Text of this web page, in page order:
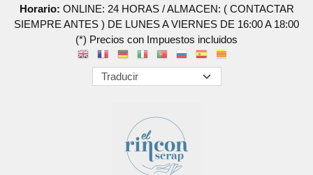
Horario: ONLINE: 24 HORAS / ALMACEN: ( CONTACTAR
SIEMPRE ANTES ) DE LUNES A VIERNES DE 16:00 A 18:00
(*) Precios con Impuestos incluidos